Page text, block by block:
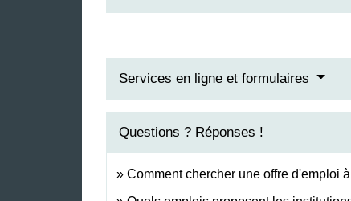
Services en ligne et formulaires
Questions ? Réponses !
Comment chercher une offre d'emploi